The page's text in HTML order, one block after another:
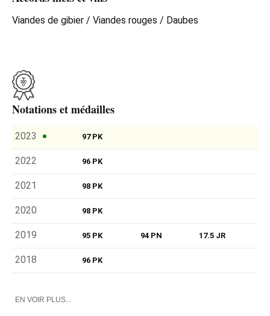
Viandes de gibier / Viandes rouges / Daubes
Notations et médailles
2023 97 PK
2022 96 PK
2021 98 PK
2020 98 PK
2019 95 PK 94 PN 17.5 JR
2018 96 PK
EN VOIR PLUS...